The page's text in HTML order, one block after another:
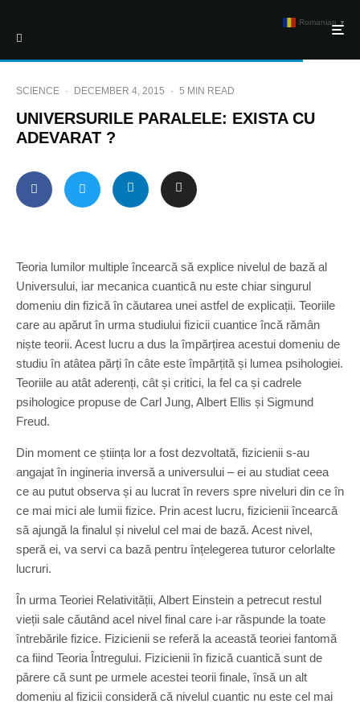
SCIENCE · DECEMBER 4, 2015 · 5 MIN READ
UNIVERSURILE PARALELE: EXISTA CU
ADEVARAT ?
Teoria lumilor multiple încearcă să explice nivelul de bază al
Universului, iar mecanica cuantică nu este chiar singurul
domeniu din fizică în căutarea unei astfel de explicații. Teoriile
care au apărut în urma studiului fizicii cuantice încă rămân
niște teorii. Acest lucru a dus la împărțirea acestui domeniu de
studiu în atâtea părți în câte este împărțită și lumea psihologiei.
Teoriile au atât aderenți, cât și critici, la fel ca și cadrele
psihologice propuse de Carl Jung, Albert Ellis și Sigmund
Freud.
Din moment ce știința lor a fost dezvoltată, fizicienii s-au
angajat în ingineria inversă a universului – ei au studiat ceea
ce au putut observa și au lucrat în revers spre niveluri din ce în
ce mai mici ale lumii fizice. Prin acest lucru, fizicienii încearcă
să ajungă la finalul și nivelul cel mai de bază. Acest nivel,
speră ei, va servi ca bază pentru înțelegerea tuturor celorlalte
lucruri.
În urma Teoriei Relativității, Albert Einstein a petrecut restul
vieții sale căutând acel nivel final care i-ar răspunde la toate
întrebările fizice. Fizicienii se referă la această teoriei fantomă
ca fiind Teoria Întregului. Fizicienii în fizică cuantică sunt de
părere că sunt pe urmele acestei teorii finale, însă un alt
domeniu al fizicii consideră că nivelul cuantic nu este cel mai
Romanian ▼